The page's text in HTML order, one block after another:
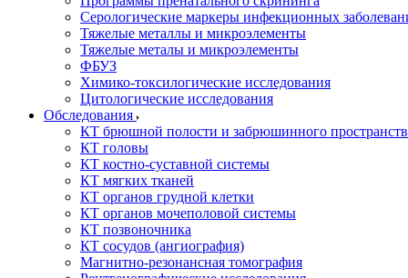
Серологические маркеры инфекционных
Тяжелые металлы и микроэлементы
Тяжелые металы и микроэлементы
ФБУЗ
Химико-токсилогические исследования
Цитологические исследования
Обследования
КТ брюшной полости и забрюшинного
КТ головы
КТ костно-суставной системы
КТ мягких тканей
КТ органов грудной клетки
КТ органов мочеполовой системы
КТ позвоночника
КТ сосудов (ангиография)
Магнитно-резонансная томография